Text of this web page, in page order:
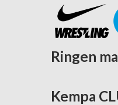
Ringen
Kempa